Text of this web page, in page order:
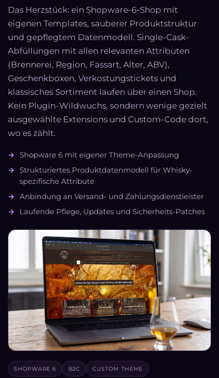
Das Herzstück: ein Shopware-6-Shop mit
eigenen Templates, sauberer Produktstruktur
und gepflegtem Datenmodell. Single-Cask-
Abfüllungen mit allen relevanten Attributen
(Brennerei, Region, Fassart, Alter, ABV),
Geschenkboxen, Verkostungstickets und
klassisches Sortiment laufen über einen Shop.
Kein Plugin-Wildwuchs, sondern wenige gezielt
ausgewählte Extensions und Custom-Code dort,
wo es zählt.
Shopware 6 mit eigener Theme-Anpassung
Strukturiertes Produktdatenmodell für Whisky-
spezifische Attribute
Anbindung an Versand- und Zahlungsdienstleister
Laufende Pflege, Updates und Sicherheits-Patches
SHOPWARE 6 B2C CUSTOM THEME